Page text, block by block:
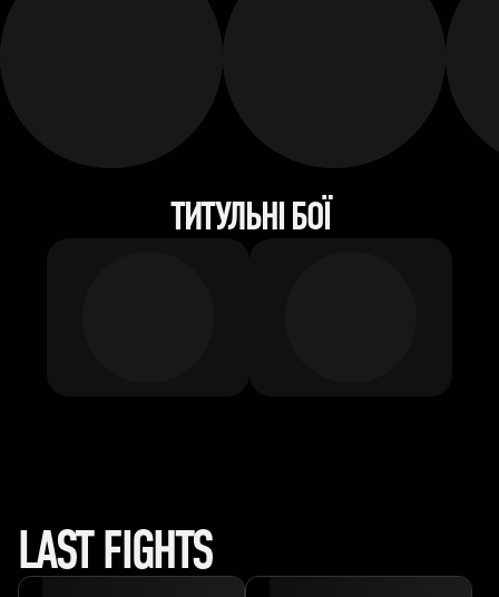
ТИТУЛЬНІ БОЇ
LAST FIGHTS